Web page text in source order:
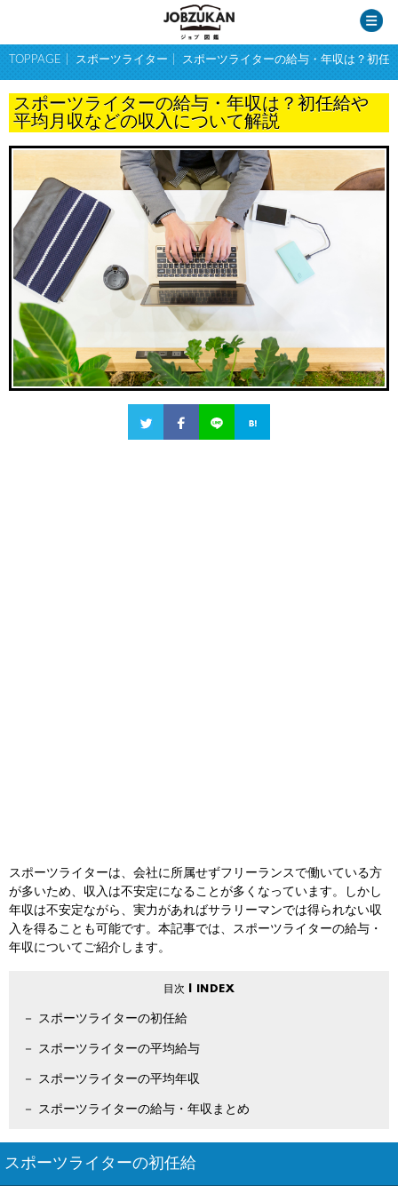
TOPPAGE スポーツライター スポーツライターの給与・年収は？初任
スポーツライターの給与・年収は？初任給や
平均月収などの収入について解説
スポーツライターは、会社に所属せずフリーランスで働いている方
が多いため、収入は不安定になることが多くなっています。しかし
年収は不安定ながら、実力があればサラリーマンでは得られない収
入を得ることも可能です。本記事では、スポーツライターの給与・
年収についてご紹介します。
スポーツライターの初任給
スポーツライターの平均給与
スポーツライターの平均年収
スポーツライターの給与・年収まとめ
スポーツライターの初任給